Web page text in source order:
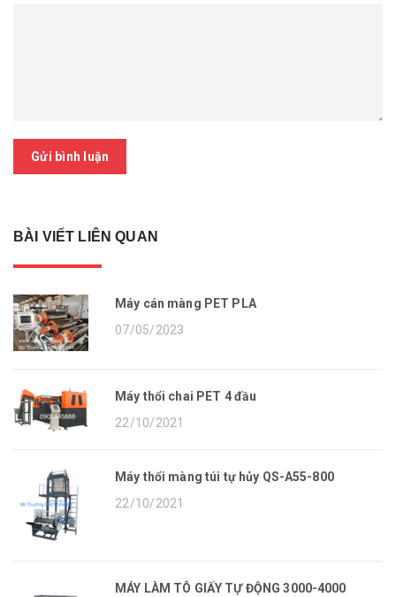
Gửi bình luận
BÀI VIẾT LIÊN QUAN
Máy cán màng PET PLA
07/05/2023
Máy thổi chai PET 4 đầu
22/10/2021
Máy thổi màng túi tự hủy QS-A55-800
22/10/2021
MÁY LÀM TÔ GIẤY TỰ ĐỘNG 3000-4000